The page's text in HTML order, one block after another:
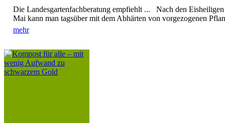
Die Landesgartenfachberatung empfiehlt ... Nach den Eisheiligen
Mai kann man tagsüber mit dem Abhärten von vorgezogenen
mehr